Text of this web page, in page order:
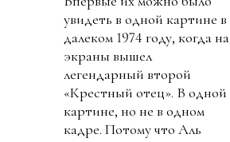
увидеть в одной картине в
далеком 1974 году, когда на
экраны вышел
легендарный второй
«Крестный отец». В одной
картине, но не в одном
кадре. Потому что Аль